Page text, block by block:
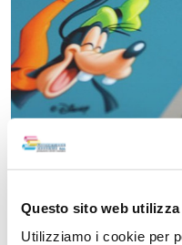
Questo sito web
Utilizziamo i cookie per